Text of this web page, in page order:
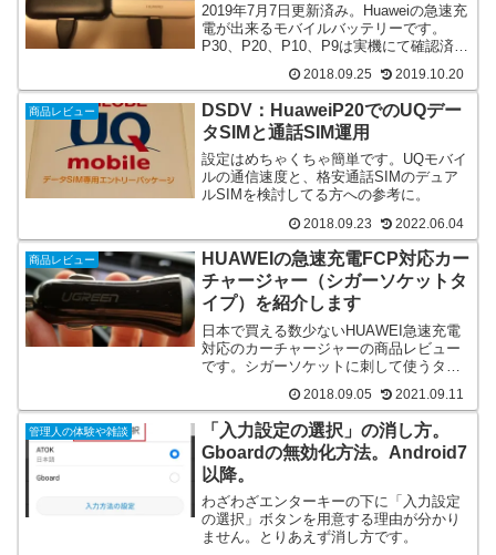
2019年7月7日更新済み。Huaweiの急速充
電が出来るモバイルバッテリーです。
P30、P20、P10、P9は実機にて確認済み
2018.09.25 2019.10.20
商品レビュー
DSDV：HuaweiP20でのUQデー
タSIMと通話SIM運用
設定はめちゃくちゃ簡単です。UQモバイ
ルの通信速度と、格安通話SIMのデュア
ルSIMを検討してる方への参考に。
2018.09.23 2022.06.04
商品レビュー
HUAWEIの急速充電FCP対応カー
チャージャー（シガーソケットタ
イプ）を紹介します
日本で買える数少ないHUAWEI急速充電
対応のカーチャージャーの商品レビュー
です。シガーソケットに刺して使うタイ
2018.09.05 2021.09.11
管理人の体験や雑談
「入力設定の選択」の消し方。
Gboardの無効化方法。Android7
以降。
わざわざエンターキーの下に「入力設定
の選択」ボタンを用意する理由が分かり
ません。とりあえず消し方です。